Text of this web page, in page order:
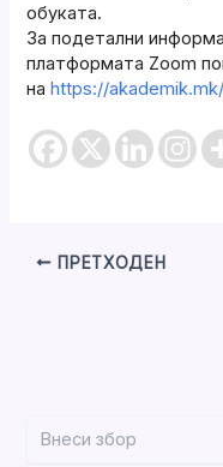
обуката.
За подетални
платформата Zoom
наhttps://
ПРЕТХОДЕН